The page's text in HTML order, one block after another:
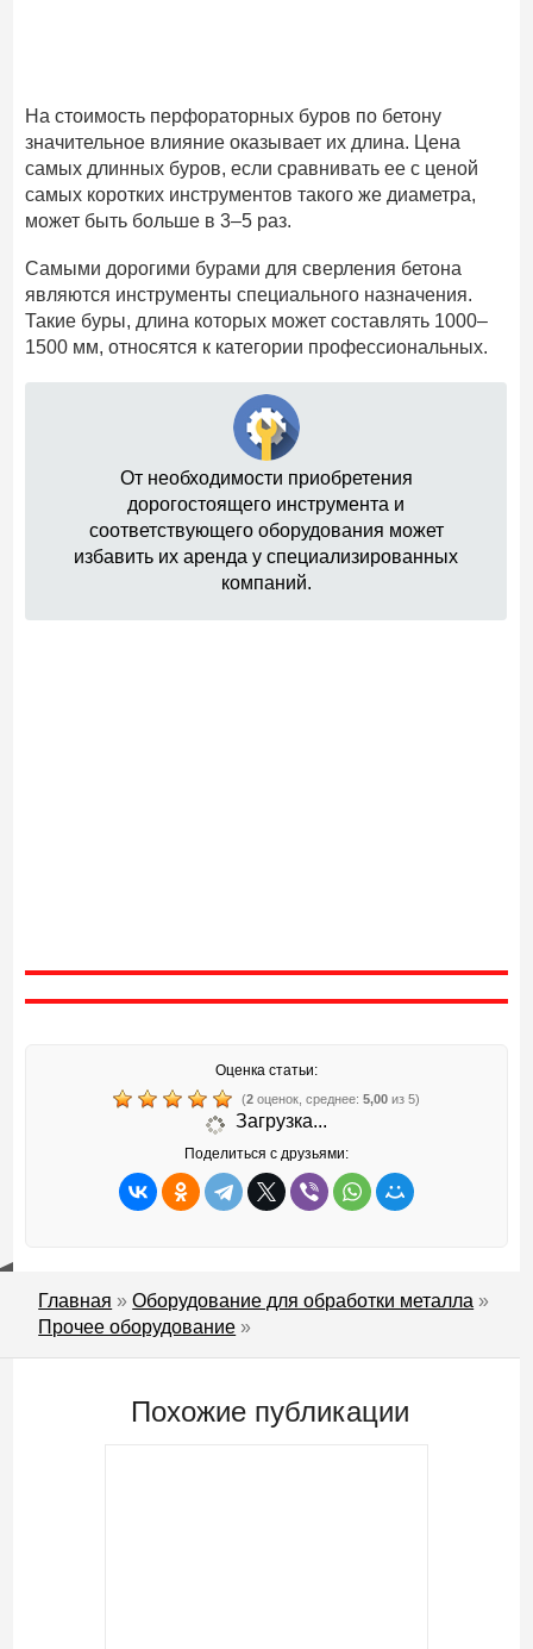
На стоимость перфораторных буров по бетону
значительное влияние оказывает их длина. Цена
самых длинных буров, если сравнивать ее с ценой
самых коротких инструментов такого же диаметра,
может быть больше в 3–5 раз.
Самыми дорогими бурами для сверления бетона
являются инструменты специального назначения.
Такие буры, длина которых может составлять 1000–
1500 мм, относятся к категории профессиональных.
От необходимости приобретения
дорогостоящего инструмента и
соответствующего оборудования может
избавить их аренда у специализированных
компаний.
Оценка статьи:
(2 оценок, среднее: 5,00 из 5)
Загрузка...
Поделиться с друзьями:
Главная »Оборудование для обработки металла »
Прочее оборудование »
Похожие публикации